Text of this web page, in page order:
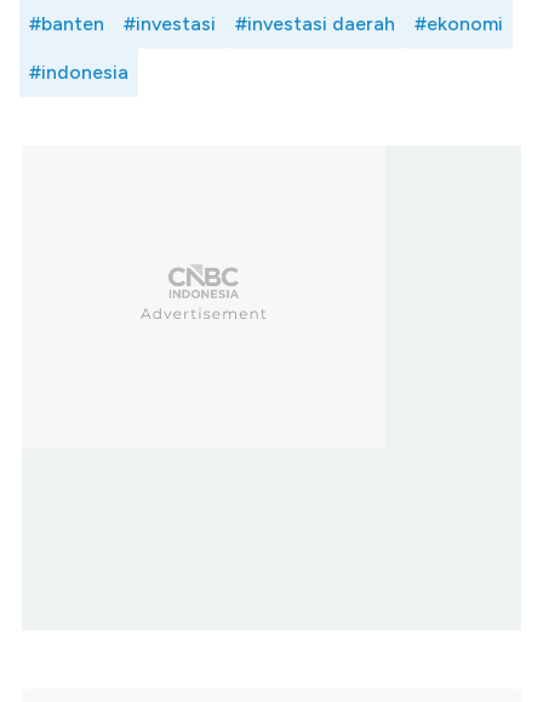
#banten #investasi #investasi daerah #ekonomi
#indonesia